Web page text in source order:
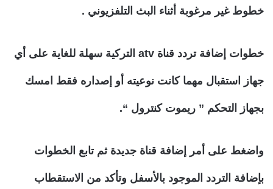
خطوط غير مرغوبة أثناء البث التلفزيوني .
خطوات إضافة تردد قناة atv التركية سهلة للغاية على أي
جهاز استقبال مهما كانت نوعيته أو إصداره فقط امسك
بجهاز التحكم ” ريموت كنترول “.
واضغط على أمر إضافة قناة جديدة ثم تابع الخطوات
بإضافة التردد الموجود بالأسفل وتأكد من الاستقطاب